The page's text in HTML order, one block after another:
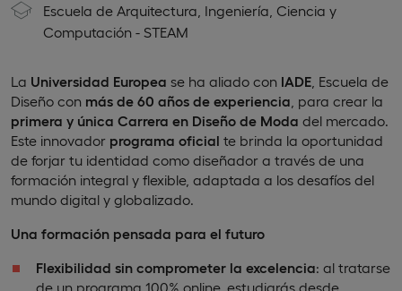
Escuela de Arquitectura, Ingeniería, Ciencia y
Computación - STEAM
La Universidad Europea se ha aliado con IADE , Escuela de
Diseño con más de 60 años de experiencia , para crear la
primera y única Carrera en Diseño de Moda del mercado.
Este innovador programa oficial te brinda la oportunidad
de forjar tu identidad como diseñador a través de una
formación integral y flexible, adaptada a los desafíos del
mundo digital y globalizado.
Una formación pensada para el futuro
Flexibilidad sin comprometer la excelencia: al tratarse
de un programa 100% online, estudiarás desde